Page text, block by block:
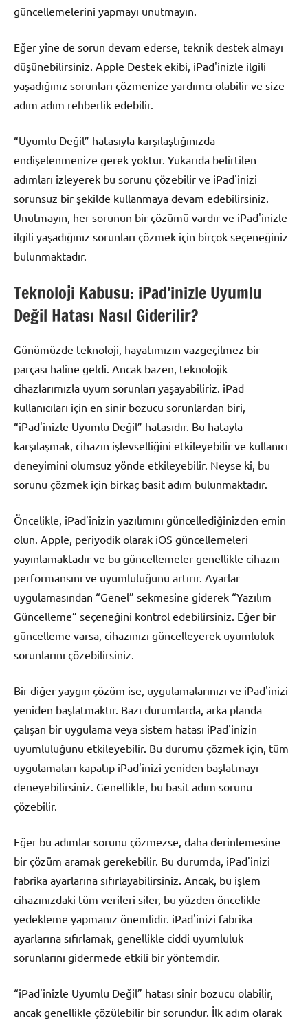
güncellemelerini yapmayı unutmayın.
Eğer yine de sorun devam ederse, teknik destek almayı
düşünebilirsiniz. Apple Destek ekibi, iPad'inizle ilgili
yaşadığınız sorunları çözmenize yardımcı olabilir ve size
adım adım rehberlik edebilir.
“Uyumlu Değil” hatasıyla karşılaştığınızda
endişelenmenize gerek yoktur. Yukarıda belirtilen
adımları izleyerek bu sorunu çözebilir ve iPad'inizi
sorunsuz bir şekilde kullanmaya devam edebilirsiniz.
Unutmayın, her sorunun bir çözümü vardır ve iPad'inizle
ilgili yaşadığınız sorunları çözmek için birçok seçeneğiniz
bulunmaktadır.
Teknoloji Kabusu: iPad’inizle Uyumlu
Değil Hatası Nasıl Giderilir?
Günümüzde teknoloji, hayatımızın vazgeçilmez bir
parçası haline geldi. Ancak bazen, teknolojik
cihazlarımızla uyum sorunları yaşayabiliriz. iPad
kullanıcıları için en sinir bozucu sorunlardan biri,
“iPad'inizle Uyumlu Değil” hatasıdır. Bu hatayla
karşılaşmak, cihazın işlevselliğini etkileyebilir ve kullanıcı
deneyimini olumsuz yönde etkileyebilir. Neyse ki, bu
sorunu çözmek için birkaç basit adım bulunmaktadır.
Öncelikle, iPad'inizin yazılımını güncellediğinizden emin
olun. Apple, periyodik olarak iOS güncellemeleri
yayınlamaktadır ve bu güncellemeler genellikle cihazın
performansını ve uyumluluğunu artırır. Ayarlar
uygulamasından “Genel” sekmesine giderek “Yazılım
Güncelleme” seçeneğini kontrol edebilirsiniz. Eğer bir
güncelleme varsa, cihazınızı güncelleyerek uyumluluk
sorunlarını çözebilirsiniz.
Bir diğer yaygın çözüm ise, uygulamalarınızı ve iPad'inizi
yeniden başlatmaktır. Bazı durumlarda, arka planda
çalışan bir uygulama veya sistem hatası iPad'inizin
uyumluluğunu etkileyebilir. Bu durumu çözmek için, tüm
uygulamaları kapatıp iPad'inizi yeniden başlatmayı
deneyebilirsiniz. Genellikle, bu basit adım sorunu
çözebilir.
Eğer bu adımlar sorunu çözmezse, daha derinlemesine
bir çözüm aramak gerekebilir. Bu durumda, iPad'inizi
fabrika ayarlarına sıfırlayabilirsiniz. Ancak, bu işlem
cihazınızdaki tüm verileri siler, bu yüzden öncelikle
yedekleme yapmanız önemlidir. iPad'inizi fabrika
ayarlarına sıfırlamak, genellikle ciddi uyumluluk
sorunlarını gidermede etkili bir yöntemdir.
“iPad'inizle Uyumlu Değil” hatası sinir bozucu olabilir,
ancak genellikle çözülebilir bir sorundur. İlk adım olarak